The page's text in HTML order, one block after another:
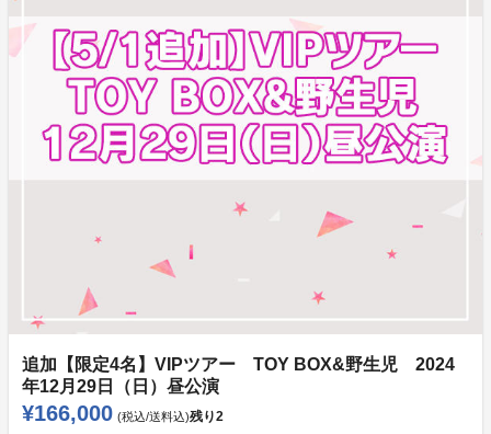
追加【限定4名】VIPツアー TOY BOX&野生児 2024
年12月29日（日）昼公演
¥166,000 (税込/送料込)残り2